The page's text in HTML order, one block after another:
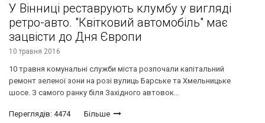
У Вінниці реставрують клумбу у вигляді
ретро-авто. "Квітковий автомобіль" має
зацвісти до Дня Європи
10 травня 2016
10 травня комунальні служби міста розпочали капітальний
ремонт зеленої зони на розі вулиць Барське та Хмельницьке
шосе. З самого ранку біля Західного автовок...
Переглядів: 4474 Більше